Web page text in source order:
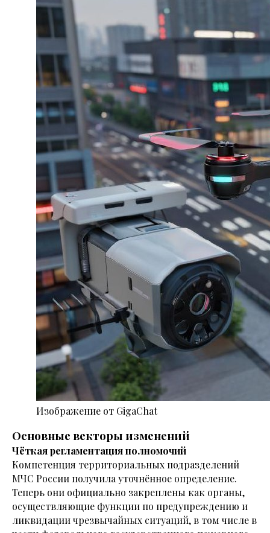
Изображение от GigaChat
Основные векторы изменений
Чёткая регламентация полномочий
Компетенция территориальных подразделений
МЧС России получила уточнённое определение.
Теперь они официально закреплены как органы,
осуществляющие функции по предупреждению и
ликвидации чрезвычайных ситуаций, в том числе в